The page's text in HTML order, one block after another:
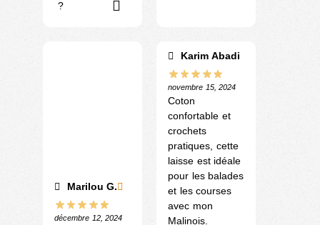
?
Marilou G.
décembre 12, 2024
Karim Abadi
novembre 15, 2024
Coton
confortable et
crochets
pratiques, cette
laisse est idéale
pour les balades
et les courses
avec mon
Malinois.